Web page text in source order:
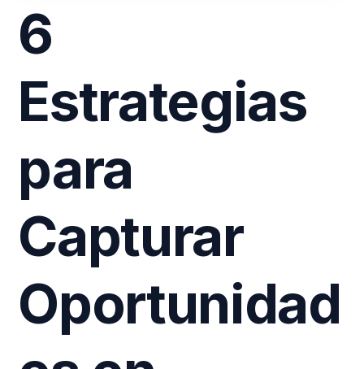
6
Estrategias
para
Capturar
Oportunidad